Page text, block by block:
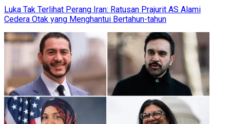
Luka Tak Terlihat Perang Iran: Ratusan Prajurit AS Alami
Cedera Otak yang Menghantui Bertahun-tahun